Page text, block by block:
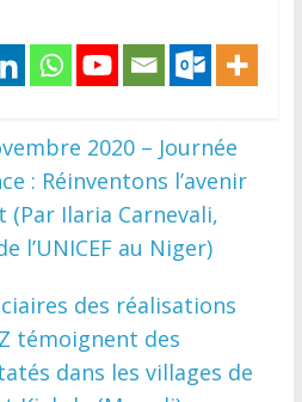
2020 – Journée
: Réinventons l’avenir
Ilaria Carnevali,
l’UNICEF au Niger)
des réalisations
témoignent des
dans les villages de